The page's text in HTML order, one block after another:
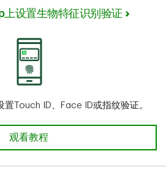
上设置生物特征识别验证
Touch ID、Face ID或指纹验证。
如何在TD App上设置生物特征识别
观看教程